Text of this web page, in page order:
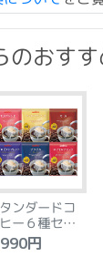
のおす
ンダードコ
ー６種セッ
円